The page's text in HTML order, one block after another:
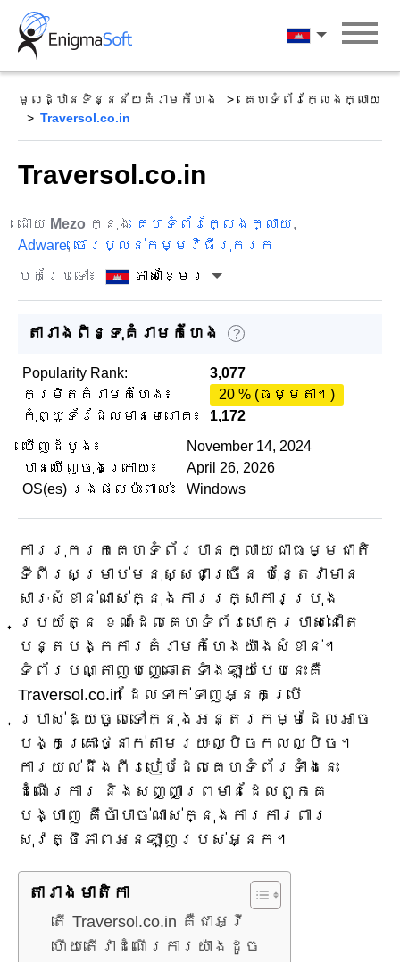
Skip
content
ភាសាខ្មែរ
មូលដ្ឋានទិន្នន័យគំរាមកំហែង
គេហទំព័រក្លែងក្លាយ
Traversol.co.in
Traversol.co.in
ដោយ Mezo ក្នុង គេហទំព័រក្លែងក្លាយ,
Adware, ចោរប្លន់កម្មវិធីរុករក
បកប្រែទៅ៖
ភាសាខ្មែរ
តារាងពិន្ទុគំរាមកំហែង ?
Popularity Rank:
3,077
កម្រិតគំរាមកំហែង៖
20 % (ធម្មតា។)
កុំព្យូទ័រដែលមានមេរោគ៖
1,172
ឃើញដំបូង៖
November 14, 2024
បានឃើញចុងក្រោយ៖
April 26, 2026
OS(es) រងផលប៉ះពាល់៖
Windows
ការរុករកគេហទំព័របានក្លាយជាធម្មជាតិ
ទីពីរសម្រាប់មនុស្សជាច្រើន ប៉ុន្តែវាមាន
សារៈសំខាន់ណាស់ក្នុងការរក្សាការប្រុង
ប្រយ័ត្ន ខណៈដែលគេហទំព័របោកប្រាស់នៅតែ
បន្តបង្កការគំរាមកំហែងយ៉ាងសំខាន់។
ទំព័របណ្តាញបញ្ឆោតទាំងឡាយបែបនេះគឺ
Traversol.co.in ដែលទាក់ទាញអ្នកប្រើ
ប្រាស់ឱ្យចូលទៅក្នុងអន្តរកម្មដែលអាច
បង្កគ្រោះថ្នាក់តាមរយៈល្បិចកលល្បិច។
ការយល់ដឹងពីរបៀបដែលគេហទំព័រទាំងនេះ
ដំណើរការ និងសញ្ញាព្រមានដែលពួកគេ
បង្ហាញ គឺចាំបាច់ណាស់ក្នុងការការពារ
សុវត្ថិភាពអនឡាញរបស់អ្នក។
តារាង​មាតិកា
តើ Traversol.co.in គឺជាអ្វី
ហើយតើវាដំណើរការយ៉ាងដូច